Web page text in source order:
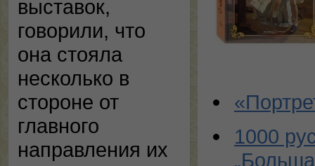
выставок,
говорили, что
она стояла
несколько в
стороне от
главного
направления их
«
1000